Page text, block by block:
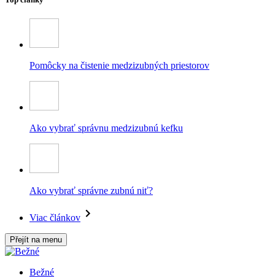
Pomôcky na čistenie medzizubných priestorov
Ako vybrať správnu medzizubnú kefku
Ako vybrať správne zubnú niť?
Viac článkov
Přejít na menu
Bežné